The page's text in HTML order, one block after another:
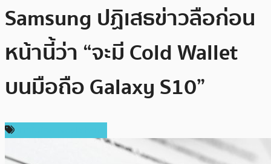
Samsung ปฏิเสธข่าวลือก่อน
หน้านี้ว่า “จะมี Cold Wallet
บนมือถือ Galaxy S10”